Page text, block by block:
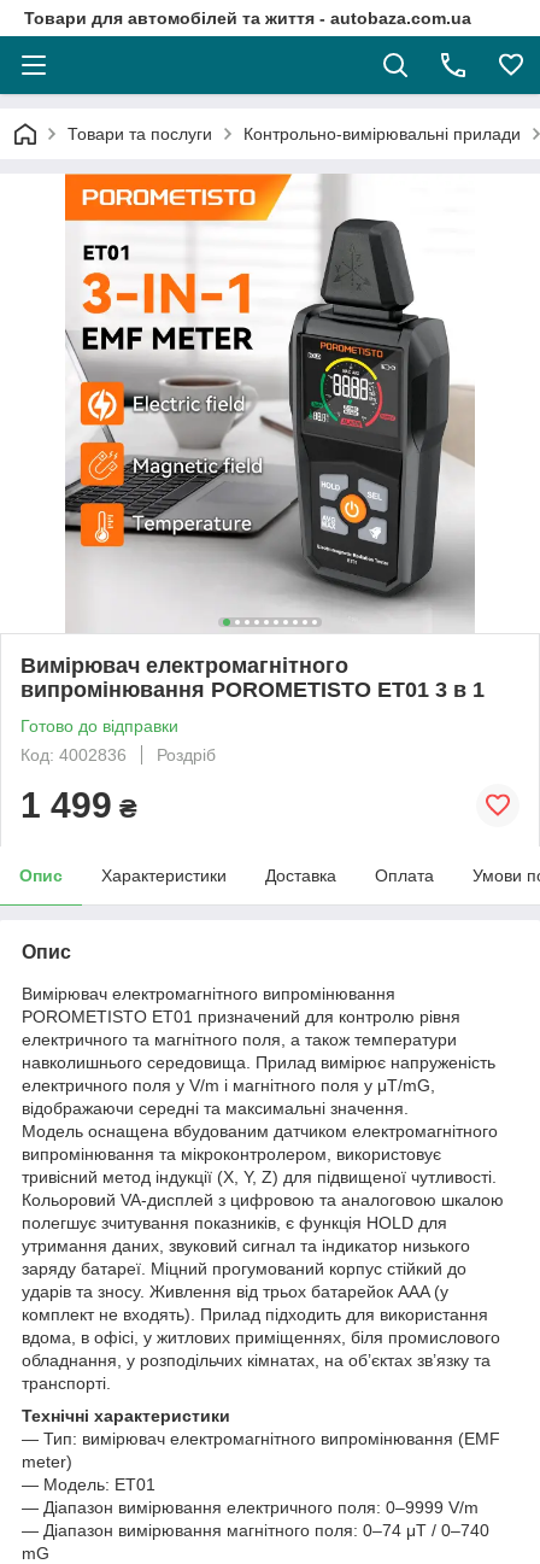
Товари для автомобілей та життя - autobaza.com.ua
Товари та послуги Контрольно-вимірювальні прилади
Вимірювач електромагнітного
випромінювання POROMETISTO ET01 3 в 1
Готово до відправки
Код: 4002836
Роздріб
1 499 ₴
Опис Характеристики Доставка Оплата Умови
Опис
Вимірювач електромагнітного випромінювання
POROMETISTO ET01 призначений для контролю рівня
електричного та магнітного поля, а також температури
навколишнього середовища. Прилад вимірює напруженість
електричного поля у V/m і магнітного поля у μT/mG,
відображаючи середні та максимальні значення.
Модель оснащена вбудованим датчиком електромагнітного
випромінювання та мікроконтролером, використовує
тривісний метод індукції (X, Y, Z) для підвищеної чутливості.
Кольоровий VA-дисплей з цифровою та аналоговою шкалою
полегшує зчитування показників, є функція HOLD для
утримання даних, звуковий сигнал та індикатор низького
заряду батареї. Міцний прогумований корпус стійкий до
ударів та зносу. Живлення від трьох батарейок AAA (у
комплект не входять). Прилад підходить для використання
вдома, в офісі, у житлових приміщеннях, біля промислового
обладнання, у розподільчих кімнатах, на об’єктах зв’язку та
транспорті.
Технічні характеристики
— Тип: вимірювач електромагнітного випромінювання (EMF
meter)
— Модель: ET01
— Діапазон вимірювання електричного поля: 0–9999 V/m
— Діапазон вимірювання магнітного поля: 0–74 μT / 0–740
mG